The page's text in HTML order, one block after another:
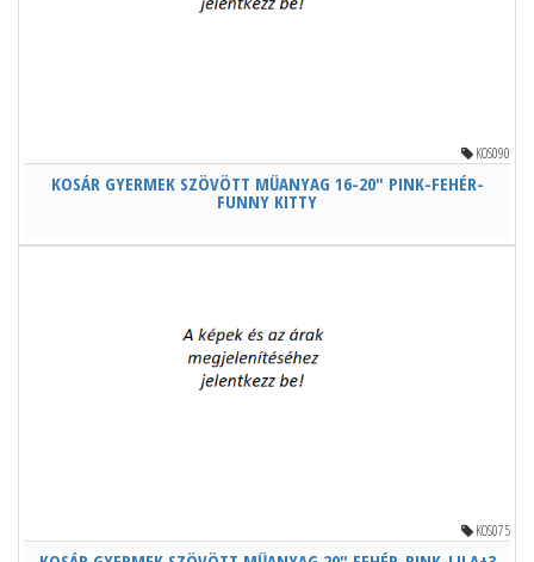
KOS090
KOSÁR GYERMEK SZÖVÖTT MŰANYAG 16-20" PINK-FEHÉR-
FUNNY KITTY
KOS075